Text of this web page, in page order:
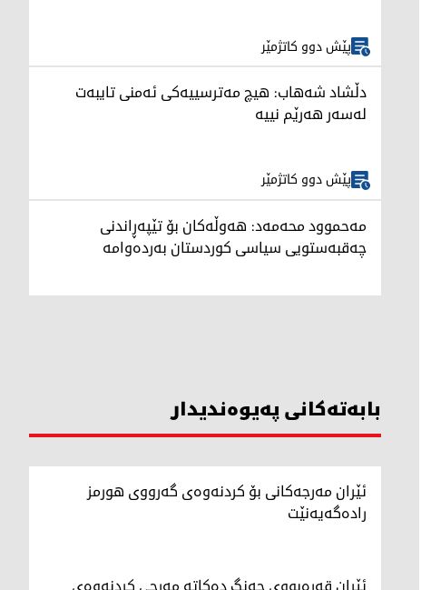
پێش دوو کاتژمێر
دڵشاد شەهاب: هیچ مەترسییەکی ئەمنی تایبەت
لەسەر هەرێم نییە
پێش دوو کاتژمێر
مەحموود محەمەد: هەوڵەکان بۆ تێپەڕاندنی
چەقبەستویی سیاسی کوردستان بەردەوامە
بابەتەکانی پەیوەندیدار
ئێران مەرجەکانی بۆ کردنەوەی گەرووی هورمز
رادەگەیەنێت